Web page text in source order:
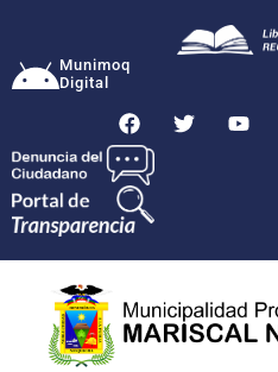
Munimoq
Digital